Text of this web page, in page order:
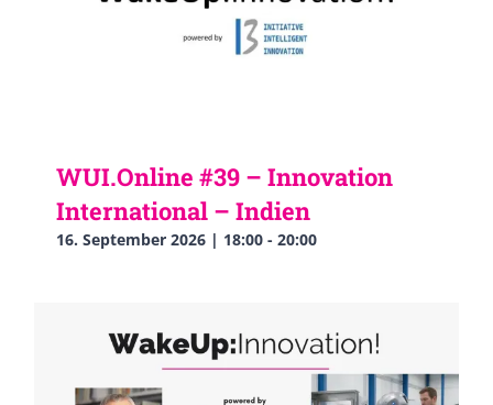
WUI.Online #39 – Innovation
International – Indien
16. September 2026 | 18:00 - 20:00